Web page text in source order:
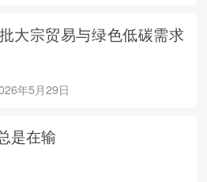
大宗贸易与绿色低碳需求
年5月29日
是在输